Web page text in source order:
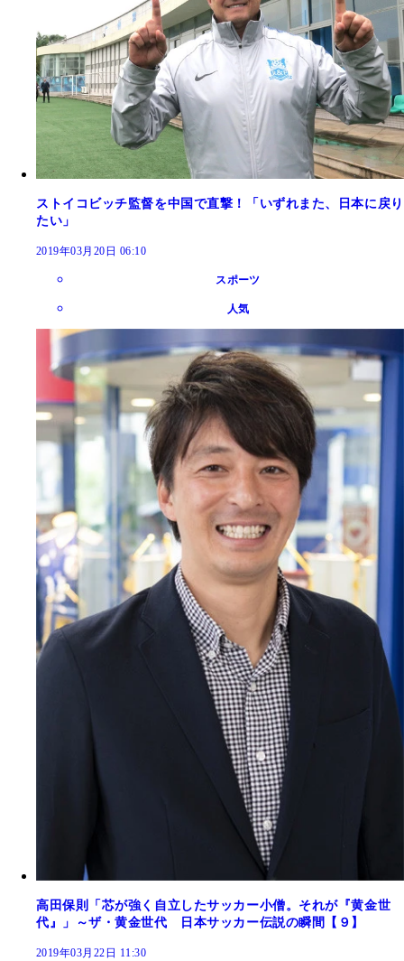
ストイコビッチ監督を中国で直撃！「いずれまた、日本に戻り
たい」
2019年03月20日 06:10
スポーツ
人気
高田保則「芯が強く自立したサッカー小僧。それが『黄金世
代』」～ザ・黄金世代 日本サッカー伝説の瞬間【９】
2019年03月22日 11:30